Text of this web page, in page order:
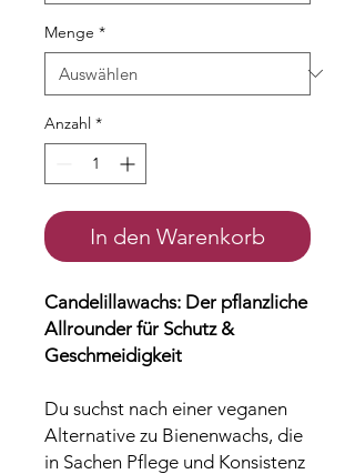
Menge *
Anzahl *
In den Warenkorb
Candelillawachs: Der pflanzliche
Allrounder für Schutz &
Geschmeidigkeit
Du suchst nach einer veganen
Alternative zu Bienenwachs, die
in Sachen Pflege und Konsistenz